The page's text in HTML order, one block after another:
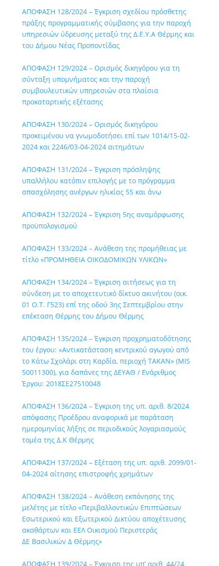
ΑΠΟΦΑΣΗ 128/2024 – Έγκριση σχεδίου πρόσθετης
πράξης προγραμματικής σύμβασης για την παροχή
υπηρεσιών ύδρευσης μεταξύ της Δ.Ε.Υ.Α Θέρμης και
του Δήμου Νέας Προποντίδας
ΑΠΟΦΑΣΗ 129/2024 – Ορισμός δικηγόρου για τη
σύνταξη υπομνήματος και την παροχή
συμβουλευτικών υπηρεσιών στα πλαίσια
προκαταρτικής εξέτασης
ΑΠΟΦΑΣΗ 130/2024 – Ορισμός δικηγόρου
προκειμένου να γνωμοδοτήσει επί των 1014/15-02-
2024 και 2246/03-04-2024 αιτημάτων
ΑΠΟΦΑΣΗ 131/2024 – Έγκριση πρόσληψης
υπαλλήλου κατόπιν επιλογής με το πρόγραμμα
απασχόλησης ανέργων ηλικίας 55 και άνω
ΑΠΟΦΑΣΗ 132/2024 – Έγκριση 5ης αναμόρφωσης
προϋπολογισμού
ΑΠΟΦΑΣΗ 133/2024 – Ανάθεση της προμήθειας με
τίτλο «ΠΡΟΜΗΘΕΙΑ ΟΙΚΟΔΟΜΙΚΩΝ ΥΛΙΚΩΝ»
ΑΠΟΦΑΣΗ 134/2024 – Έγκριση αιτήσεως για τη
σύνδεση με το αποχετευτικό δίκτυο ακινήτου (οικ.
01 Ο.Τ. Γ523) επί της οδού 3ης Σεπτεμβρίου στην
επέκταση Θέρμης του Δήμου Θέρμης
ΑΠΟΦΑΣΗ 135/2024 – Έγκριση προχρηματοδότησης
του έργου: «Αντικατάσταση κεντρικού αγωγού από
το Κάτω Σχολάρι στη Καρδία, περιοχή ΤΑΚΑΝ» (MIS
50011300), για δαπάνες της ΔΕΥΑΘ / Ενάριθμος
Έργου: 2018ΣΕ27510048
ΑΠΟΦΑΣΗ 136/2024 – Έγκριση της υπ. αριθ. 8/2024
απόφασης Προέδρου αναφορικά με παράταση
ημερομηνίας λήξης σε περιοδικούς λογαριασμούς
τομέα της Δ.Κ Θέρμης
ΑΠΟΦΑΣΗ 137/2024 – Εξέταση της υπ. αριθ. 2099/01-
04-2024 αίτησης επιστροφής χρημάτων
ΑΠΟΦΑΣΗ 138/2024 – Ανάθεση εκπόνησης της
μελέτης με τίτλο «Περιβαλλοντικών Επιπτώσεων
Εσωτερικού και Εξωτερικού Δικτύου αποχέτευσης
ακαθάρτων και ΕΕΛ Οικισμού Περιστεράς
ΔΕ Βασιλικών Δ Θέρμης»
ΑΠΟΦΑΣΗ 139/2024 – Έγκριση της υπ’ αριθ. 44/24